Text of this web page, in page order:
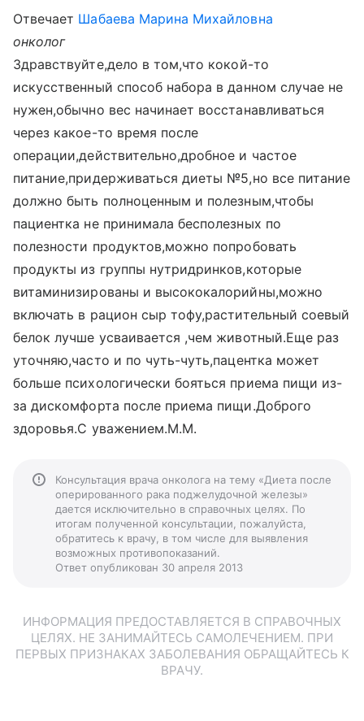
Отвечает Шабаева Марина Михайловна
онколог
Здравствуйте,дело в том,что кокой-то
искусственный способ набора в данном случае не
нужен,обычно вес начинает восстанавливаться
через какое-то время после
операции,действительно,дробное и частое
питание,придерживаться диеты №5,но все питание
должно быть полноценным и полезным,чтобы
пациентка не принимала бесполезных по
полезности продуктов,можно попробовать
продукты из группы нутридринков,которые
витаминизированы и высококалорийны,можно
включать в рацион сыр тофу,растительный соевый
белок лучше усваивается ,чем животный.Еще раз
уточняю,часто и по чуть-чуть,пацентка может
больше психологически бояться приема пищи из-
за дискомфорта после приема пищи.Доброго
здоровья.С уважением.М.М.
Консультация врача онколога на тему «Диета после
оперированного рака поджелудочной железы»
дается исключительно в справочных целях. По
итогам полученной консультации, пожалуйста,
обратитесь к врачу, в том числе для выявления
возможных противопоказаний.
Ответ опубликован 30 апреля 2013
ИНФОРМАЦИЯ ПРЕДОСТАВЛЯЕТСЯ В СПРАВОЧНЫХ
ЦЕЛЯХ. НЕ ЗАНИМАЙТЕСЬ САМОЛЕЧЕНИЕМ. ПРИ
ПЕРВЫХ ПРИЗНАКАХ ЗАБОЛЕВАНИЯ ОБРАЩАЙТЕСЬ К
ВРАЧУ.